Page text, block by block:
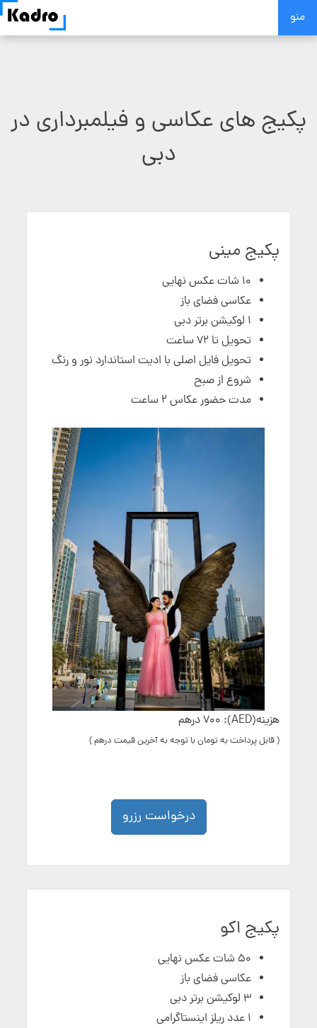
Skip
منو
پکیج های عکاسی و فیلمبرداری در
دبی
پکیج مینی
10 شات عکس نهایی
عکاسی فضای باز
۱ لوکیشن برتر دبی
تحویل تا ۷۲ ساعت
تحویل فایل اصلی با ادیت استاندارد نور و رنگ
شروع از صبح
مدت حضور عکاس ۲ ساعت
هزینه(AED): 700 درهم
( قابل پرداخت به تومان با توجه به آخرین قیمت درهم )
درخواست رزرو
پکیج اکو
50 شات عکس نهایی
عکاسی فضای باز
۳ لوکیشن برتر دبی
۱ عدد ریلز اینستاگرامی